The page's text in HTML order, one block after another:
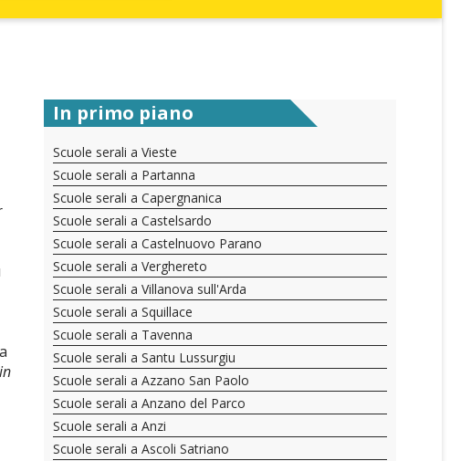
In primo piano
Scuole serali a Vieste
Scuole serali a Partanna
Scuole serali a Capergnanica
Scuole serali a Castelsardo
Scuole serali a Castelnuovo Parano
Scuole serali a Verghereto
Scuole serali a Villanova sull'Arda
Scuole serali a Squillace
Scuole serali a Tavenna
Scuole serali a Santu Lussurgiu
Scuole serali a Azzano San Paolo
Scuole serali a Anzano del Parco
Scuole serali a Anzi
Scuole serali a Ascoli Satriano